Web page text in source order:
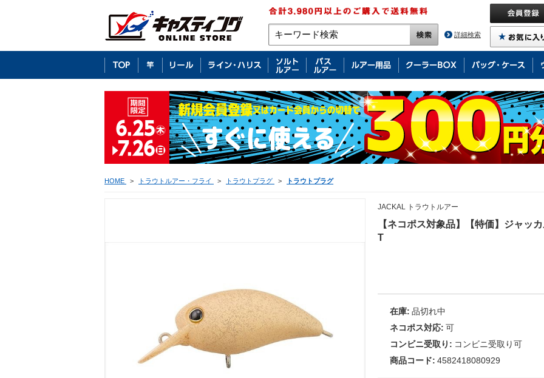
詳細検索
HOME > トラウトルアー・フライ > トラウトプラグ > トラウトプラグ
JACKAL トラウトルアー
【ネコポス対象品】【特価】ジャッ
T
在庫: 品切れ中
ネコポス対応: 可
コンビニ受取り: コンビニ受取り可
商品コード: 4582418080929